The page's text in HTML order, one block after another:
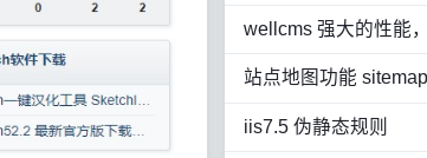
站点地图功能 sitemap
iis7.5 伪静态规则